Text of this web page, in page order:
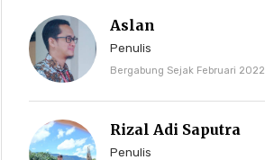
Aslan
Penulis
Bergabung Sejak Februari 2022
Rizal Adi Saputra
Penulis